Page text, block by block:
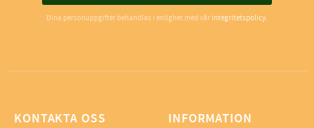
Dina personuppgifter behandlas i enlighet med vår integritetspolicy.
KONTAKTA OSS INFORMATION